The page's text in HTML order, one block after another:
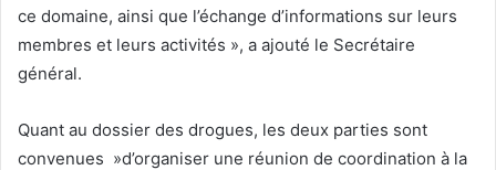
ce domaine, ainsi que l’échange d’informations sur leurs
membres et leurs activités », a ajouté le Secrétaire
général.
Quant au dossier des drogues, les deux parties sont
convenues »d’organiser une réunion de coordination à la